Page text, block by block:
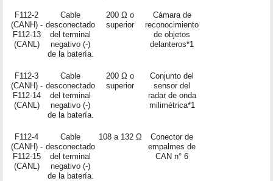
F112-2
(CANH) -
F112-13
(CANL)
Cable
desconectado
del terminal
negativo (-)
de la batería.
200 Ω o
superior
Cámara de
reconocimiento
de objetos
delanteros*1
F112-3
(CANH) -
F112-14
(CANL)
Cable
desconectado
del terminal
negativo (-)
de la batería.
200 Ω o
superior
Conjunto del
sensor del
radar de onda
milimétrica*1
F112-4
(CANH) -
F112-15
(CANL)
Cable
desconectado
del terminal
negativo (-)
de la batería.
108 a 132 Ω
Conector de
empalmes de
CAN n° 6